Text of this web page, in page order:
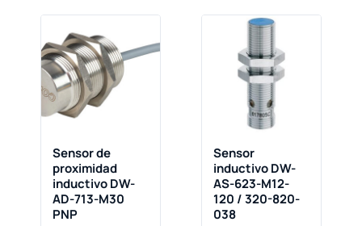
Sensor de
proximidad
inductivo DW-
AD-713-M30
PNP
Sensor
inductivo DW-
AS-623-M12-
120 / 320-820-
038